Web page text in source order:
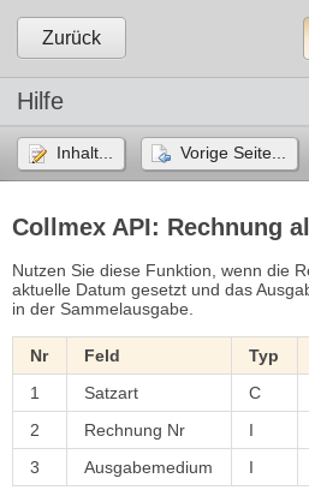
Zurück
Hilfe
Inhalt... Vorige Seite...
Collmex API: Rechnung
Nutzen Sie diese Funktion, wenn die
aktuelle Datum gesetzt und das
in der Sammelausgabe.
Nr Feld Typ
1
Satzart C
2
Rechnung Nr I
3
Ausgabemedium I